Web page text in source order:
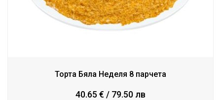
Торта Бяла Неделя 8 парчета
40.65 € / 79.50 лв